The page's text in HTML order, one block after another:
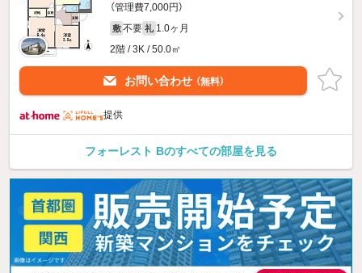
（管理費7,000円）
敷 不要 礼 1.0ヶ月
2階 / 3K / 50.0㎡
お問い合わせ （無料）
提供
フォーレスト Bのすべての部屋を見る